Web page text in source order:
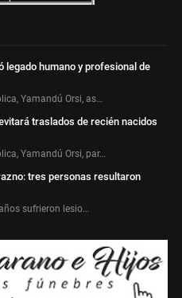
legado humano y profesional de
Yamandú Orsi, as…
traslados de recién nacidos
Yamandú Orsi, par…
tres personas resultaron
sufrieron lesio…